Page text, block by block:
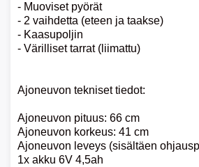
- Muoviset pyörät
- 2 vaihdetta (eteen ja taakse)
- Kaasupoljin
- Värilliset tarrat (liimattu)
Ajoneuvon tekniset tiedot:
Ajoneuvon pituus: 66 cm
Ajoneuvon korkeus: 41 cm
Ajoneuvon leveys (sisältäen
1x akku 6V 4,5ah